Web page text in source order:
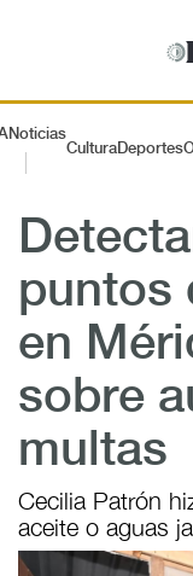
Noticias
CulturaDeportes
puntos
en
sobre
multas
Cecilia Patrón
aceite o aguas